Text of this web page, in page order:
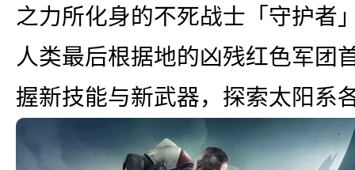
之力所化身的不死战士「守护者
人类最后根据地的凶残红色军团
握新技能与新武器，探索太阳系